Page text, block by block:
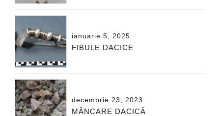
ianuarie 5, 2025
FIBULE DACICE
decembrie 23, 2023
MÂNCARE DACICĂ